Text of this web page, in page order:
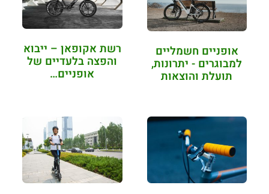
אופניים חשמליים
למבוגרים - יתרונות,
תועלת והוצאות
רשת אקופאן – ייבוא
והפצה בלעדיים של
אופניים…